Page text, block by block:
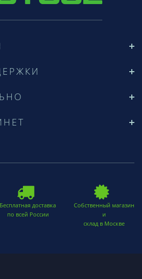
Бесплатная доставка
по всей России
Собственный магазин
и
склад в Москве